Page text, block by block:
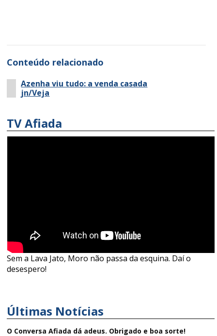
Conteúdo relacionado
Azenha viu tudo: a venda casada
jn/Veja
TV Afiada
Sem a Lava Jato, Moro não passa da esquina. Daí o
desespero!
Últimas Notícias
O Conversa Afiada dá adeus. Obrigado e boa sorte!